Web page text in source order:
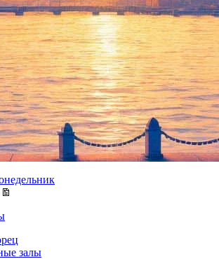
десант
Мирилашвили
"Ледовый" на
залы